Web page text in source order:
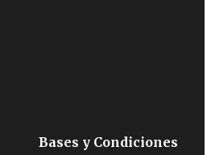
Bases y Condiciones